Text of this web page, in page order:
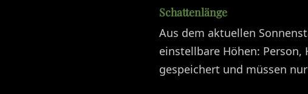
Schattenlänge
Aus dem aktuellen
einstellbare Höhen:
gespeichert und müssen